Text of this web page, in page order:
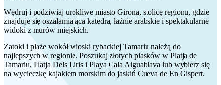
Wędruj i podziwiaj urokliwe miasto Girona, stolicę regionu, gdzie
znajduje się oszałamiająca katedra, łaźnie arabskie i spektakularne
widoki z murów miejskich.
Zatoki i plaże wokół wioski rybackiej Tamariu należą do
najlepszych w regionie. Poszukaj złotych piasków w Platja de
Tamariu, Platja Dels Liris i Playa Cala Aiguablava lub wybierz się
na wycieczkę kajakiem morskim do jaskiń Cueva de En Gispert.